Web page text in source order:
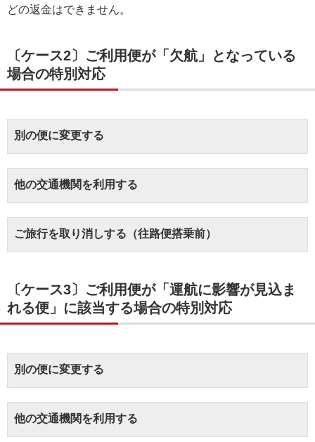
どの返金はできません。
〔ケース2〕ご利用便が「欠航」となっている
場合の特別対応
別の便に変更する
他の交通機関を利用する
ご旅行を取り消しする（往路便搭乗前）
〔ケース3〕ご利用便が「運航に影響が見込ま
れる便」に該当する場合の特別対応
別の便に変更する
他の交通機関を利用する